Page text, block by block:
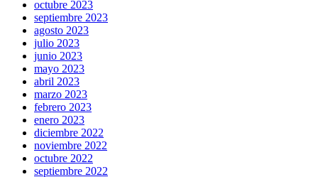
octubre 2023
septiembre 2023
agosto 2023
julio 2023
junio 2023
mayo 2023
abril 2023
marzo 2023
febrero 2023
enero 2023
diciembre 2022
noviembre 2022
octubre 2022
septiembre 2022